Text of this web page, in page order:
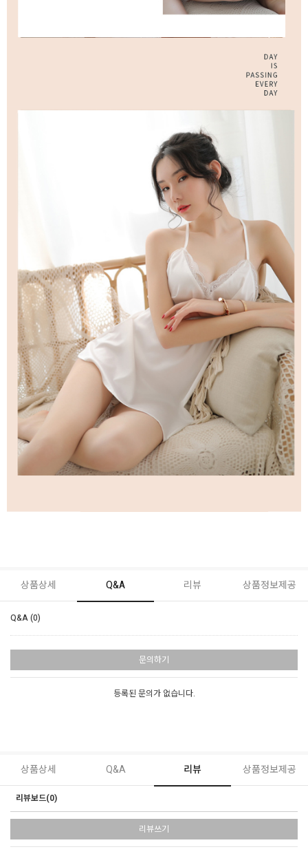
상품상세 Q&A 리뷰 상품정보제공
Q&A (0)
문의하기
등록된 문의가 없습니다.
상품상세 Q&A 리뷰 상품정보제공
리뷰보드(0)
리뷰쓰기